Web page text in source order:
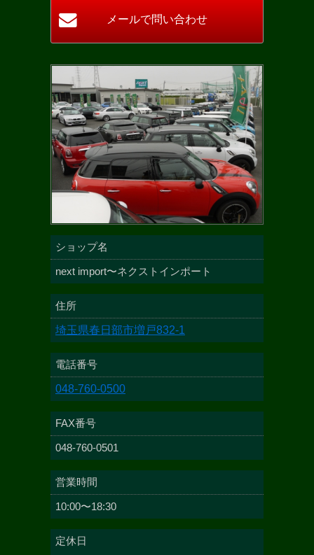
ショップ名
next import〜ネクストインポート
住所
埼玉県春日部市増戸832-1
電話番号
048-760-0500
FAX番号
048-760-0501
営業時間
10:00〜18:30
定休日